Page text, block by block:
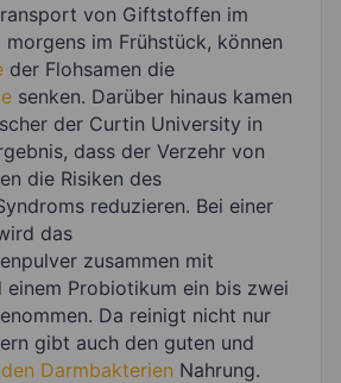
von Giftstoffen im
morgens im Frühstück, können
der Flohsamen die
senken. Darüber hinaus kamen
der Curtin University in
dass der Verzehr von
die Risiken des
reduzieren. Bei einer
das
zusammen mit
einem Probiotikum ein bis zwei
Da reinigt nicht nur
gibt auch den guten und
Darmbakterien Nahrung.